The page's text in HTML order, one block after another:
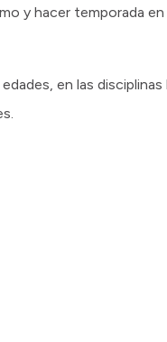
y hacer temporada
en las